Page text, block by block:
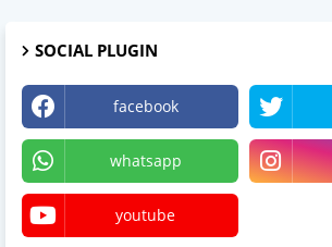
SOCIAL PLUGIN
facebook
whatsapp
youtube